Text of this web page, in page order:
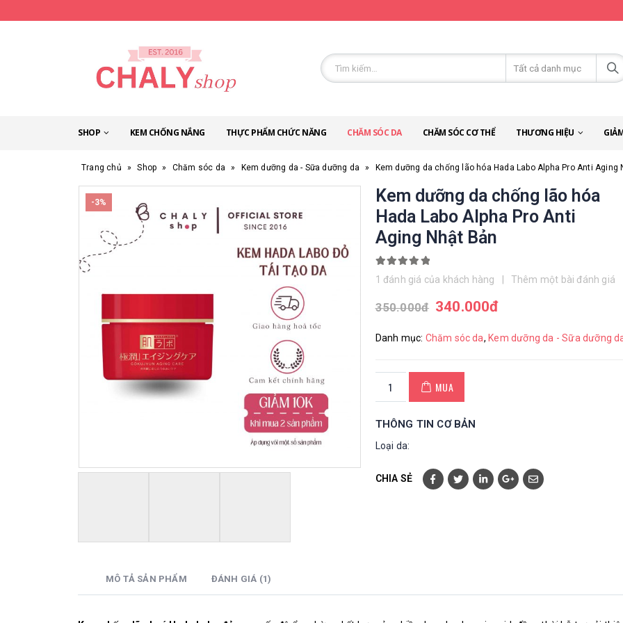
SHOP KEM CHỐNG NẮNG THỰC PHẨM CHỨC NĂNG CHĂM SÓC DA CHĂM SÓC CƠ THỂ THƯƠNG HIỆU
Trang chủ » Shop » Chăm sóc da » Kem dưỡng da - Sữa dưỡng da » Kem dưỡng da chống lão hóa Hada Labo Alpha Pro Anti Aging
-3%
Kem dưỡng da chống lão hóa
Hada Labo Alpha Pro Anti
Aging Nhật Bản
5.00 out of 5
1 đánh giá của khách hàng Thêm một bài đánh giá
350.000đ 340.000đ
Danh mục: Chăm sóc da, Kem dưỡng da - Sữa dưỡng
MUA
THÔNG TIN CƠ BẢN
Loại da:
CHIA SẺ
MÔ TẢ SẢN PHẨM ĐÁNH GIÁ (1)